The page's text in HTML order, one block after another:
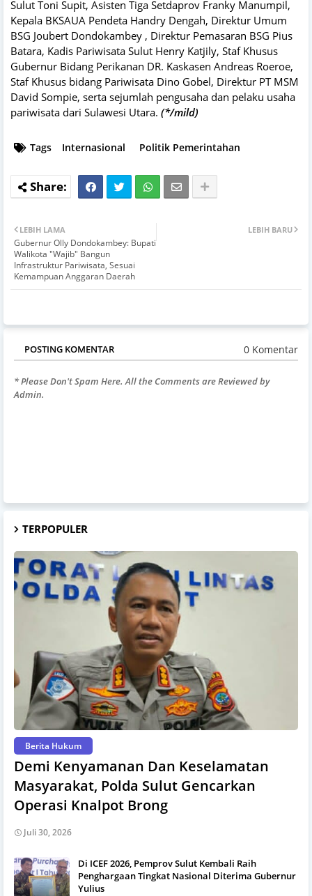
Sulut Toni Supit, Asisten Tiga Setdaprov Franky Manumpil,
Kepala BKSAUA Pendeta Handry Dengah, Direktur Umum
BSG Joubert Dondokambey , Direktur Pemasaran BSG Pius
Batara, Kadis Pariwisata Sulut Henry Katjily, Staf Khusus
Gubernur Bidang Perikanan DR. Kaskasen Andreas Roeroe,
Staf Khusus bidang Pariwisata Dino Gobel, Direktur PT MSM
David Sompie, serta sejumlah pengusaha dan pelaku usaha
pariwisata dari Sulawesi Utara. (*/mild)
Tags Internasional Politik Pemerintahan
LEBIH BARU
LEBIH LAMA
Gubernur Olly Dondokambey: Bupati
Walikota "Wajib" Bangun
Infrastruktur Pariwisata, Sesuai
Kemampuan Anggaran Daerah
POSTING KOMENTAR 0 Komentar
* Please Don't Spam Here. All the Comments are Reviewed by
Admin.
TERPOPULER
Berita Hukum
Demi Kenyamanan Dan Keselamatan
Masyarakat, Polda Sulut Gencarkan
Operasi Knalpot Brong
Juli 30, 2026
Di ICEF 2026, Pemprov Sulut Kembali Raih
Penghargaan Tingkat Nasional Diterima Gubernur
Yulius